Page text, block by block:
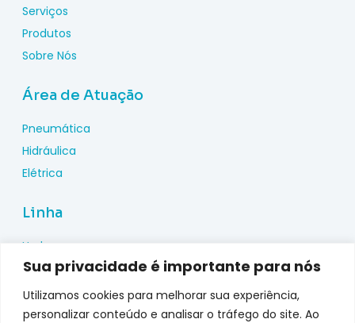
Sua privacidade é importante para nós
Utilizamos cookies para melhorar sua experiência,
personalizar conteúdo e analisar o tráfego do site. Ao
Serviços
Produtos
Sobre Nós
Área de Atuação
Pneumática
Hidráulica
Elétrica
Linha
Hydac
Wika
Pepperl Fuchs
Metal Work